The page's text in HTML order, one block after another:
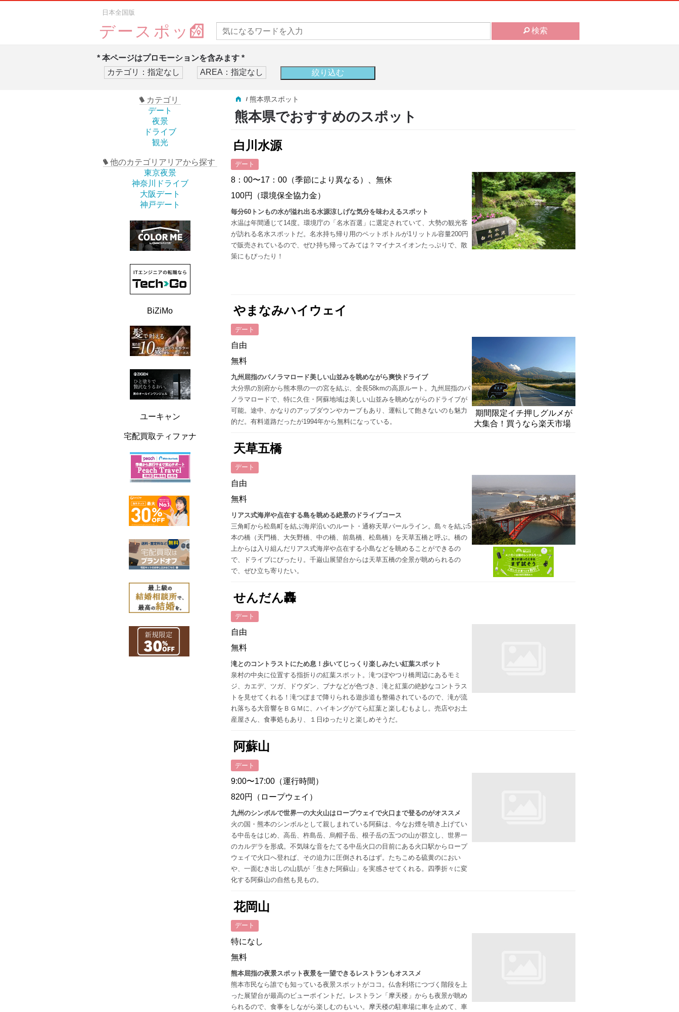
日本全国版
デースポッ 検索
* 本ページはプロモーションを含みます *
カテゴリ
デート
夜景
ドライブ
観光
他のカテゴリアリアから探す
東京夜景
神奈川ドライブ
大阪デート
神戸デート
BiZiMo
ユーキャン
宅配買取ティファナ
熊本県スポット
熊本県でおすすめのスポット
白川水源
デート
8：00〜17：00（季節により異なる）、無休
100円（環境保全協力金）
毎分60トンもの水が溢れ出る水源涼しげな気分を味わえるスポット
水温は年間通じて14度。環境庁の「名水百選」に選定されていて、大勢の観光客
が訪れる名水スポットだ。名水持ち帰り用のペットボトルが1リットル容量200円
で販売されているので、ぜひ持ち帰ってみては？マイナスイオンたっぷりで、散
策にもぴったり！
やまなみハイウェイ
デート
自由
無料
九州屈指のパノラマロード美しい山並みを眺めながら爽快ドライブ
大分県の別府から熊本県の一の宮を結ぶ、全長58kmの高原ルート。九州屈指のパ
ノラマロードで、特に久住・阿蘇地域は美しい山並みを眺めながらのドライブが
可能。途中、かなりのアップダウンやカーブもあり、運転して飽きないのも魅力
的だ。有料道路だったが1994年から無料になっている。
期間限定イチ押しグルメが
大集合！買うなら楽天市場
天草五橋
デート
自由
無料
リアス式海岸や点在する島を眺める絶景のドライブコース
三角町から松島町を結ぶ海岸沿いのルート・通称天草パールライン。島々を結ぶ5
本の橋（天門橋、大矢野橋、中の橋、前島橋、松島橋）を天草五橋と呼ぶ。橋の
上からは入り組んだリアス式海岸や点在する小島などを眺めることができるの
で、ドライブにぴったり。千巌山展望台からは天草五橋の全景が眺められるの
で、ぜひ立ち寄りたい。
せんだん轟
デート
自由
無料
滝とのコントラストにため息！歩いてじっくり楽しみたい紅葉スポット
泉村の中央に位置する指折りの紅葉スポット。滝つぼやつり橋周辺にあるモミ
ジ、カエデ、ツガ、ドウダン、ブナなどが色づき、滝と紅葉の絶妙なコントラス
トを見せてくれる！滝つぼまで降りられる遊歩道も整備されているので、滝が流
れ落ちる大音響をＢＧＭに、ハイキングがてら紅葉と楽しむもよし。売店やお土
産屋さん、食事処もあり、１日ゆったりと楽しめそうだ。
阿蘇山
デート
9:00〜17:00（運行時間）
820円（ロープウェイ）
九州のシンボルで世界一の大火山はロープウェイで火口まで登るのがオススメ
火の国・熊本のシンボルとして親しまれている阿蘇は、今なお煙を噴き上げてい
る中岳をはじめ、高岳、杵島岳、烏帽子岳、根子岳の五つの山が群立し、世界一
のカルデラを形成。不気味な音をたてる中岳火口の目前にある火口駅からロープ
ウェイで火口へ登れば、その迫力に圧倒されるはず。たちこめる硫黄のにおい
や、一面むき出しの山肌が「生きた阿蘇山」を実感させてくれる。四季折々に変
化する阿蘇山の自然も見もの。
花岡山
デート
特になし
無料
熊本屈指の夜景スポット夜景を一望できるレストランもオススメ
熊本市民なら誰でも知っている夜景スポットがココ。仏舎利塔につづく階段を上
った展望台が最高のビューポイントだ。レストラン「摩天楼」からも夜景が眺め
られるので、食事をしながら楽しむのもいい。摩天楼の駐車場に車を止めて、車